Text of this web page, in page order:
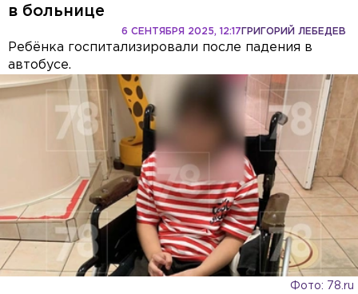
в больнице
ГРИГОРИЙ ЛЕБЕДЕВ
6 СЕНТЯБРЯ 2025, 12:17
Ребёнка госпитализировали после падения в
автобусе.
Фото: 78.ru